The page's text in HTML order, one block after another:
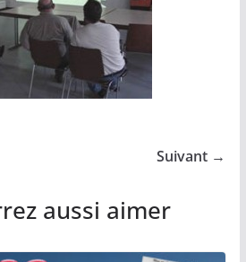
Suivant →
aussi aimer